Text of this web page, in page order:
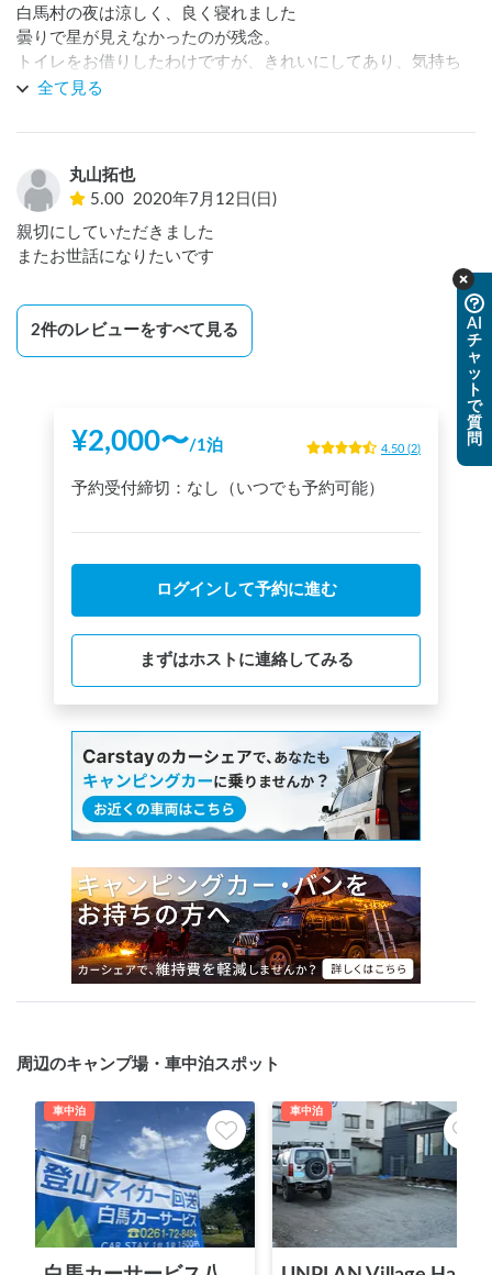
白馬村の夜は涼しく、良く寝れました
曇りで星が見えなかったのが残念。
トイレをお借りしたわけですが、きれいにしてあり、気持ち
よく使わせていただきました
れていきたいです
全て見る
丸山拓也
5.00 2020年7月12日(日)
親切にしていただきました
またお世話になりたいです
2件のレビューをすべて見る
¥2,000〜/1泊 4.50 (2)
予約受付締切： なし（いつでも予約可能）
ログインして予約に進む
まずはホストに連絡してみる
周辺のキャンプ場・車中泊スポット
車中泊 車中泊
AI
チ
ャ
ッ
ト
で
質
問